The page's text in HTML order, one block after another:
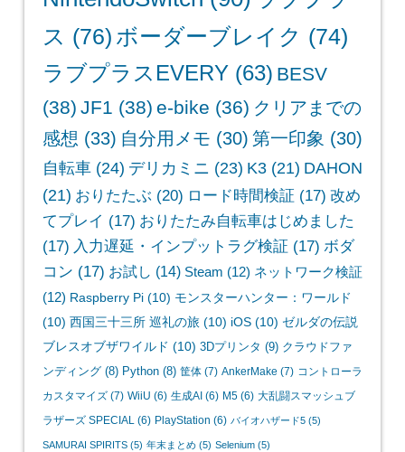
ス (76) ボーダーブレイク (74)
ラブプラスEVERY(63) BESV
(38) JF1 (38) e-bike (36) クリアまでの
感想 (33) 自分用メモ (30) 第一印象 (30)
自転車(24) デリカミニ (23) K3(21) DAHON
(21) おりたたぶ (20) ロード時間検証 (17) 改め
てプレイ (17) おりたたみ自転車はじめました
(17) 入力遅延・インプットラグ検証 (17) ボダ
コン (17) お試し (14) Steam (12) ネットワーク検証
(12) Raspberry Pi(10) モンスターハンター：ワールド
(10) 西国三十三所 巡礼の旅(10) iOS(10) ゼルダの伝説
ブレスオブザワイルド (10) 3Dプリンタ (9) クラウドファ
ンディング(8) Python(8) 筐体(7) AnkerMake (7) コントローラ
カスタマイズ(7) WiiU (6) 生成AI (6) M5(6) 大乱闘スマッシュブ
ラザーズ SPECIAL (6) PlayStation (6) バイオハザード5(5)
SAMURAI SPIRITS(5) 年末まとめ(5) Selenium(5)